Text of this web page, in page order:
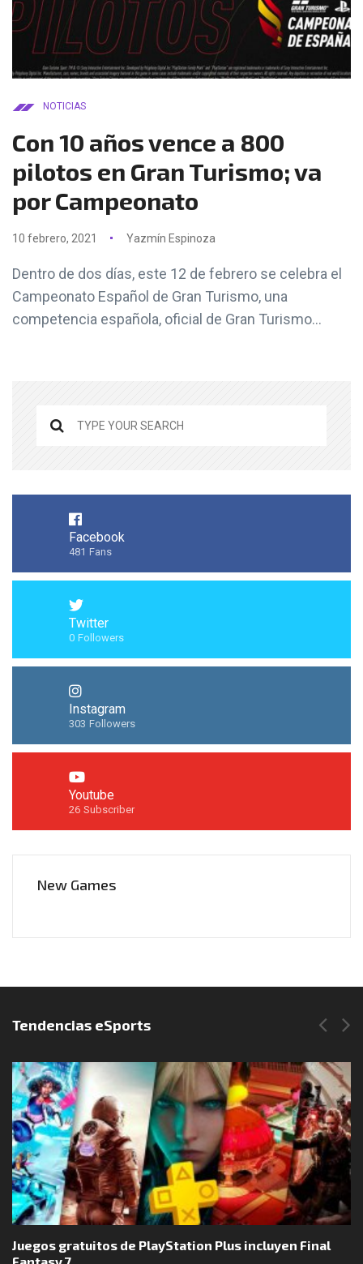
NOTICIAS
Con 10 años vence a 800
pilotos en Gran Turismo; va
por Campeonato
10 febrero, 2021 Yazmín Espinoza
Dentro de dos días, este 12 de febrero se celebra el
Campeonato Español de Gran Turismo, una
competencia española, oficial de Gran Turismo...
Facebook
481 Fans
Twitter
0 Followers
Instagram
303 Followers
Youtube
26 Subscriber
New Games
Síguenos en Instagram
Tendencias eSports
Juegos gratuitos de PlayStation Plus incluyen Final